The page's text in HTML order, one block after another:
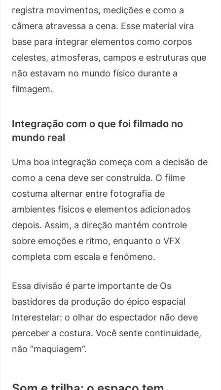
registra movimentos, medições e como a
câmera atravessa a cena. Esse material vira
base para integrar elementos como corpos
celestes, atmosferas, campos e estruturas que
não estavam no mundo físico durante a
filmagem.
Integração com o que foi filmado no
mundo real
Uma boa integração começa com a decisão de
como a cena deve ser construída. O filme
costuma alternar entre fotografia de
ambientes físicos e elementos adicionados
depois. Assim, a direção mantém controle
sobre emoções e ritmo, enquanto o VFX
completa com escala e fenômeno.
Essa divisão é parte importante de Os
bastidores da produção do épico espacial
Interestelar: o olhar do espectador não deve
perceber a costura. Você sente continuidade,
não “maquiagem”.